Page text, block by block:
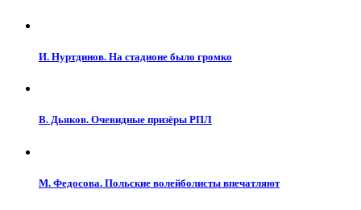
И. Нуртдинов. На стадионе было громко
В. Дьяков. Очевидные призёры РПЛ
М. Федосова. Польские волейболисты впечатляют